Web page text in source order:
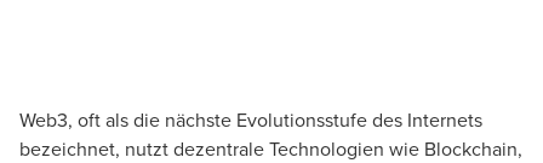
Web3, oft als die nächste Evolutionsstufe des Internets
bezeichnet, nutzt dezentrale Technologien wie Blockchain,